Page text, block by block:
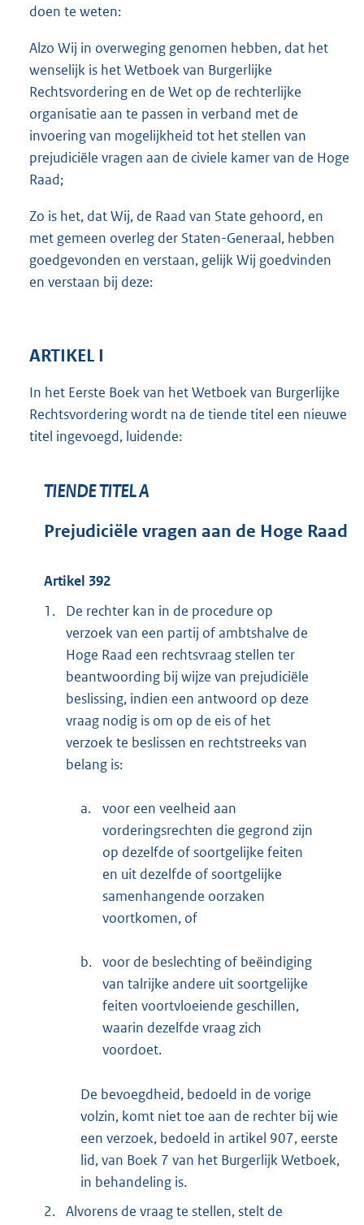
doen te weten:
Alzo Wij in overweging genomen hebben, dat het
wenselijk is het Wetboek van Burgerlijke
Rechtsvordering en de Wet op de rechterlijke
organisatie aan te passen in verband met de
invoering van mogelijkheid tot het stellen van
prejudiciële vragen aan de civiele kamer van de Hoge
Raad;
Zo is het, dat Wij, de Raad van State gehoord, en
met gemeen overleg der Staten-Generaal, hebben
goedgevonden en verstaan, gelijk Wij goedvinden
en verstaan bij deze:
ARTIKEL I
In het Eerste Boek van het Wetboek van Burgerlijke
Rechtsvordering wordt na de tiende titel een nieuwe
titel ingevoegd, luidende:
TIENDE TITEL A
Prejudiciële vragen aan de Hoge Raad
Artikel 392
1.
De rechter kan in de procedure op
verzoek van een partij of ambtshalve de
Hoge Raad een rechtsvraag stellen ter
beantwoording bij wijze van prejudiciële
beslissing, indien een antwoord op deze
vraag nodig is om op de eis of het
verzoek te beslissen en rechtstreeks van
belang is:
a.
voor een veelheid aan
vorderingsrechten die gegrond zijn
op dezelfde of soortgelijke feiten
en uit dezelfde of soortgelijke
samenhangende oorzaken
voortkomen, of
b. voor de beslechting of beëindiging
van talrijke andere uit soortgelijke
feiten voortvloeiende geschillen,
waarin dezelfde vraag zich
voordoet.
De bevoegdheid, bedoeld in de vorige
volzin, komt niet toe aan de rechter bij wie
een verzoek, bedoeld in artikel 907, eerste
lid, van Boek 7 van het Burgerlijk Wetboek,
in behandeling is.
2. Alvorens de vraag te stellen, stelt de